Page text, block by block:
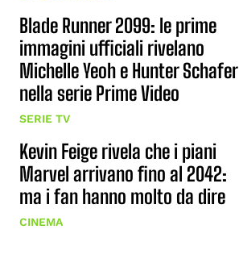
Blade Runner 2099: le prime
immagini ufficiali rivelano
Michelle Yeoh e Hunter Schafer
nella serie Prime Video
SERIE TV
Kevin Feige rivela che i piani
Marvel arrivano fino al 2042:
ma i fan hanno molto da dire
CINEMA